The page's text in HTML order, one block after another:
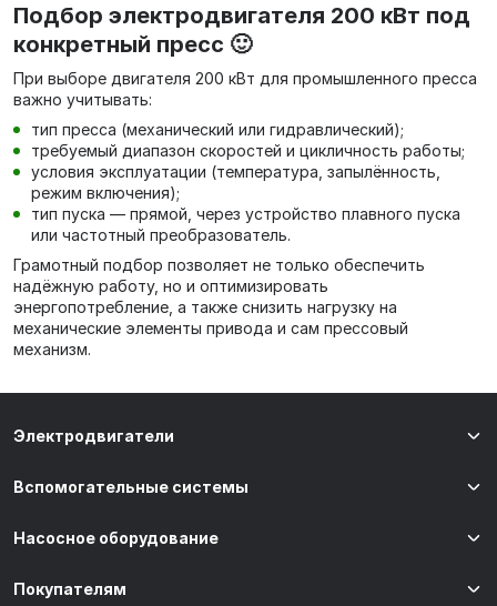
Подбор электродвигателя 200 кВт под
конкретный пресс 🙂
При выборе двигателя 200 кВт для промышленного пресса
важно учитывать:
тип пресса (механический или гидравлический);
требуемый диапазон скоростей и цикличность работы;
условия эксплуатации (температура, запылённость,
режим включения);
тип пуска — прямой, через устройство плавного пуска
или частотный преобразователь.
Грамотный подбор позволяет не только обеспечить
надёжную работу, но и оптимизировать
энергопотребление, а также снизить нагрузку на
механические элементы привода и сам прессовый
механизм.
Электродвигатели
Вспомогательные системы
Насосное оборудование
Покупателям